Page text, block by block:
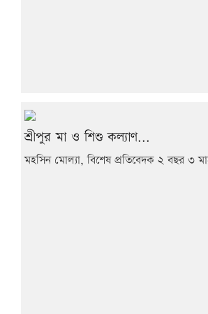
শ্রীপুর মা ও শিশু কল্যাণ...
মহসিন মোল্যা, বিশেষ প্রতিবেদক ২ বছর ৩